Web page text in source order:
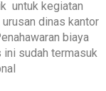
untuk kegiatan
dinas kantor
biaya
sudah termasuk